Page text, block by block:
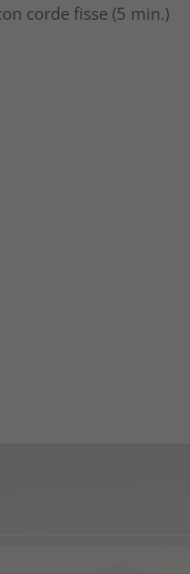
corde fisse (5 min.)